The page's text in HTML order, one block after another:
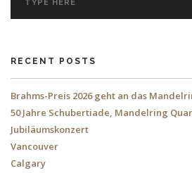
RECENT POSTS
Brahms-Preis 2026 geht an das
50 Jahre Schubertiade, Mandelring
Jubiläumskonzert
Vancouver
Calgary